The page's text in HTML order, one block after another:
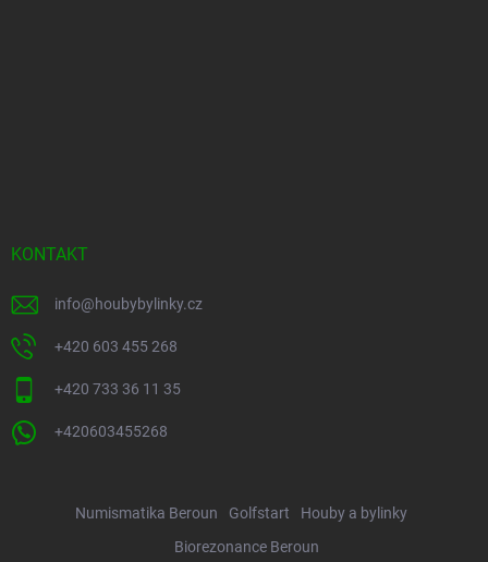
KONTAKT
info@houbybylinky.cz
+420 603 455 268
+420 733 36 11 35
+420603455268
Numismatika Beroun Golfstart
Houby a bylinky
Biorezonance Beroun